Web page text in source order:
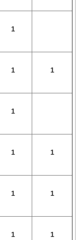
1
1 1
1
1 1
1 1
1 1